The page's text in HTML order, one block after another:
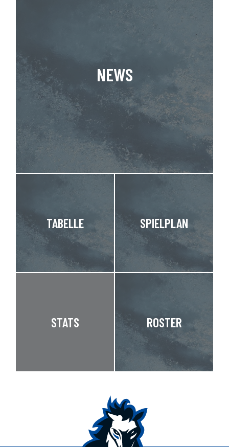
NEWS
TABELLE SPIELPLAN
STATS ROSTER